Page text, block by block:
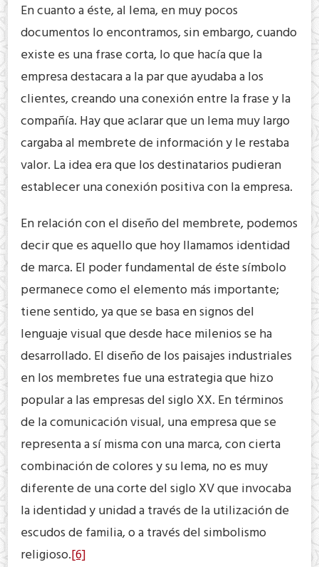
En cuanto a éste, al lema, en muy pocos
documentos lo encontramos, sin embargo, cuando
existe es una frase corta, lo que hacía que la
empresa destacara a la par que ayudaba a los
clientes, creando una conexión entre la frase y la
compañía. Hay que aclarar que un lema muy largo
cargaba al membrete de información y le restaba
valor. La idea era que los destinatarios pudieran
establecer una conexión positiva con la empresa.
En relación con el diseño del membrete, podemos
decir que es aquello que hoy llamamos identidad
de marca. El poder fundamental de éste símbolo
permanece como el elemento más importante;
tiene sentido, ya que se basa en signos del
lenguaje visual que desde hace milenios se ha
desarrollado. El diseño de los paisajes industriales
en los membretes fue una estrategia que hizo
popular a las empresas del siglo XX. En términos
de la comunicación visual, una empresa que se
representa a sí misma con una marca, con cierta
combinación de colores y su lema, no es muy
diferente de una corte del siglo XV que invocaba
la identidad y unidad a través de la utilización de
escudos de familia, o a través del simbolismo
religioso.[6]